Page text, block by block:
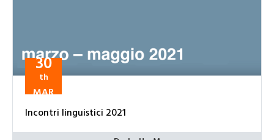
30
th
MAR
Incontri linguistici 2021